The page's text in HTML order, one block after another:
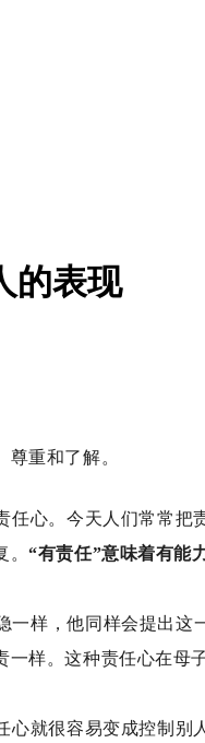
的表现
重和了解。
任心。今天人们常常把
。“有责任”意味着有能
一样，他同样会提出
一样。这种责任心在母
就很容易变成控制别